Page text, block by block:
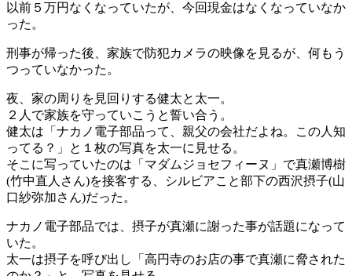
以前５万円なくなっていたが、今回現金はなくなっていなか
った。
刑事が帰った後、家族で防犯カメラの映像を見るが、何もう
つっていなかった。
夜、家の周りを見回りする健太と太一。
２人で家族を守っていこうと誓い合う。
健太は「ナカノ電子部品って、親父の会社だよね。この人知
ってる？」と１枚の写真を太一に見せる。
そこに写っていたのは「マダムジョセフィーヌ」で真瀬博樹
(竹中直人さん)を接客する、シルビアこと部下の西沢摂子(山
口紗弥加さん)だった。
ナカノ電子部品では、摂子が真瀬に謝った事が話題になって
いた。
太一は摂子を呼び出し「高円寺のお店の事で真瀬に脅された